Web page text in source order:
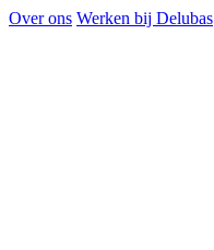
Over ons Werken bij Delubas